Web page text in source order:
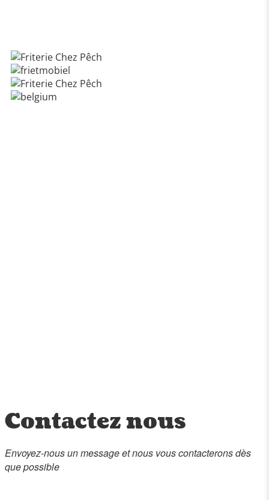
Contactez nous
Envoyez-nous un message et nous vous contacterons dès
que possible